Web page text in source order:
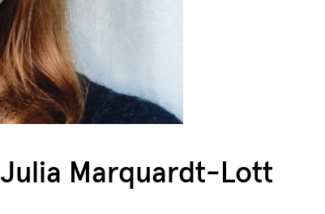
Julia Marquardt-Lott